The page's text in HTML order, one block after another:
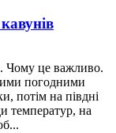
Чому це важливо.
погодними
потім на півдні
температур, на